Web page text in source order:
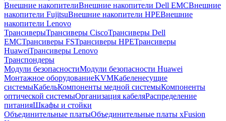
Внешние накопителиВнешние накопители Dell EMCВнешние
накопители FujitsuВнешние накопители HPEВнешние
накопители Lenovo
ТрансиверыТрансиверы CiscoТрансиверы Dell
EMCТрансиверы FSТрансиверы HPEТрансиверы
HuaweiТрансиверы Lenovo
Транспондеры
Модули безопасностиМодули безопасности Huawei
Монтажное оборудованиеKVMКабеленесущие
системыКабельКомпоненты медной системыКомпоненты
оптической системыОрганизация кабеляРаспределение
питанияШкафы и стойки
Объединительные платыОбъединительные платы xFusion